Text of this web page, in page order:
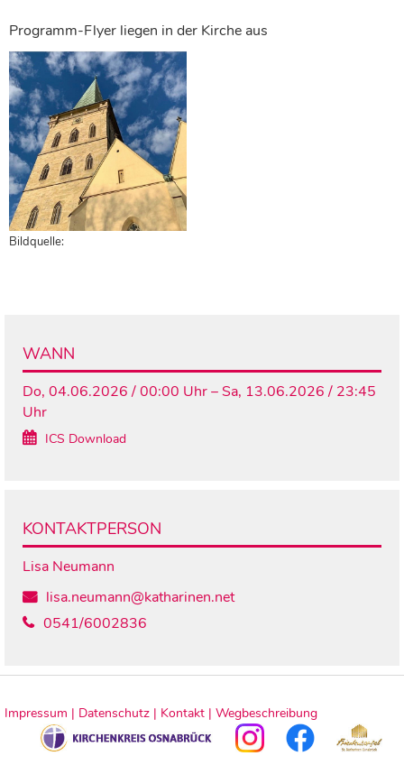
Programm-Flyer liegen in der Kirche aus
Bildquelle:
WANN
Do, 04.06.2026 / 00:00 Uhr – Sa, 13.06.2026 / 23:45
Uhr
ICS Download
KONTAKTPERSON
Lisa Neumann
lisa.neumann@katharinen.net
0541/6002836
Impressum | Datenschutz | Kontakt | Wegbeschreibung